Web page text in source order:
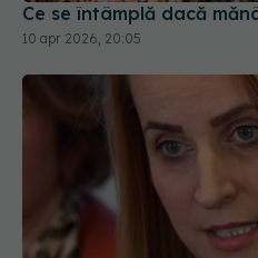
Ce se întâmplă dacă
10 apr 2026, 20:05